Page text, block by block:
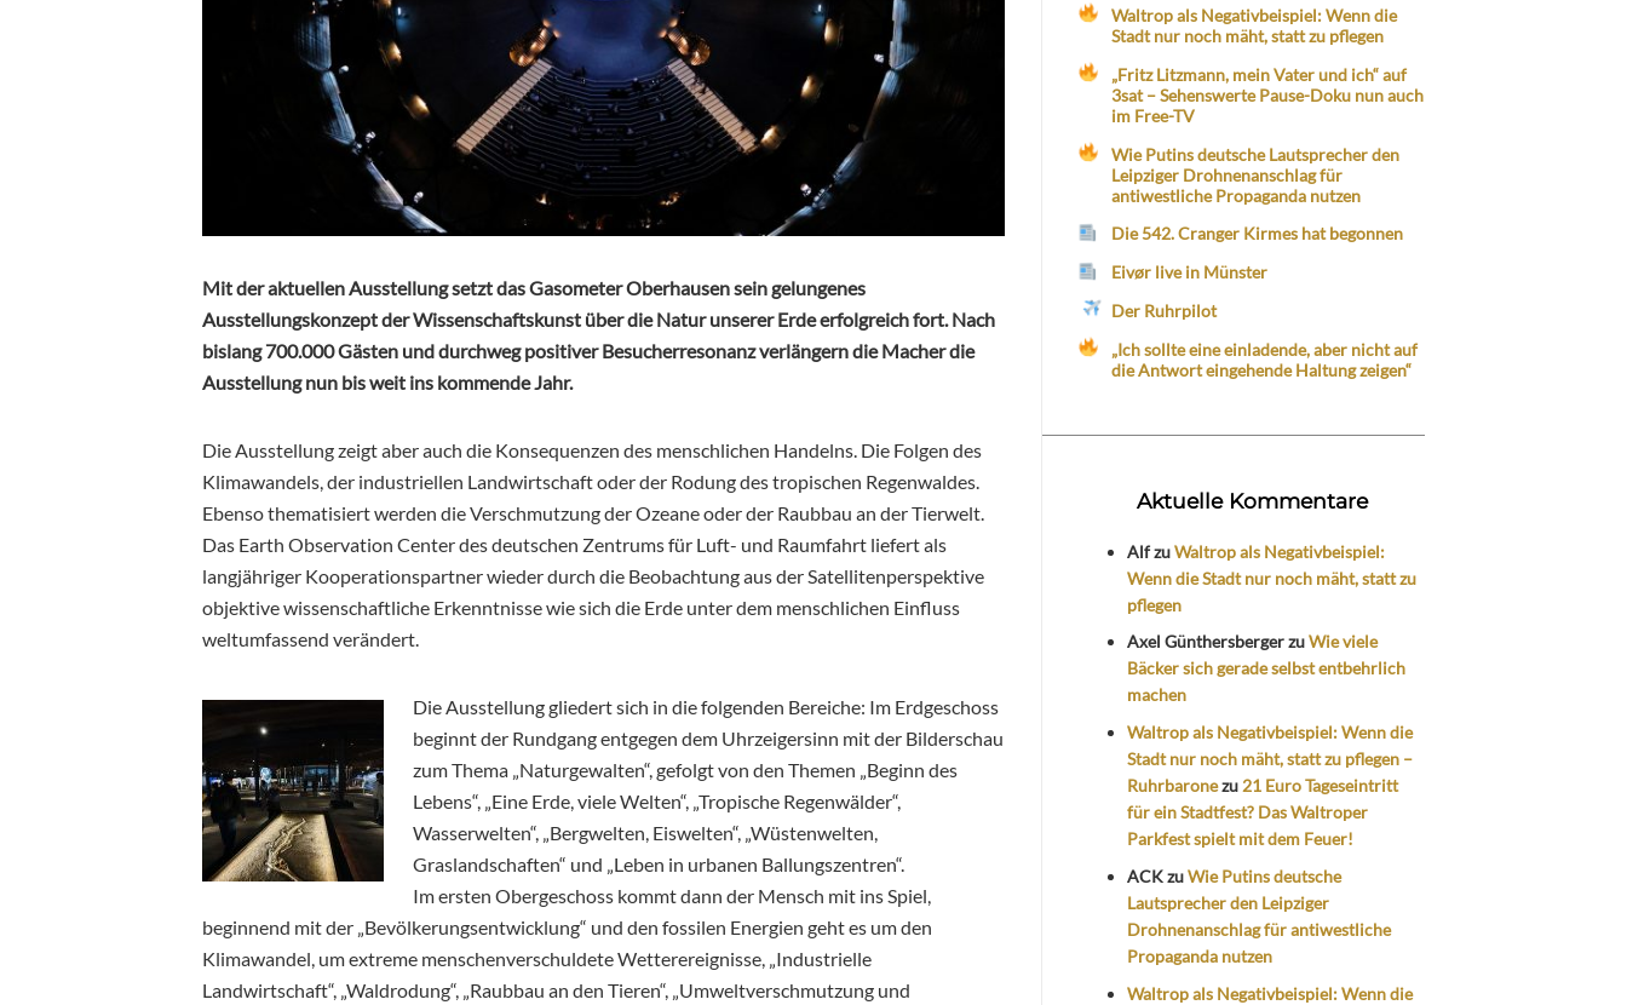
Mit der aktuellen Ausstellung setzt das Gasometer Oberhausen sein gelungenes
Ausstellungskonzept der Wissenschaftskunst über die Natur unserer Erde erfolgreich fort. Nach
bislang 700.000 Gästen und durchweg positiver Besucherresonanz verlängern die Macher die
Ausstellung nun bis weit ins kommende Jahr.
Die Ausstellung zeigt aber auch die Konsequenzen des menschlichen Handelns. Die Folgen des
Klimawandels, der industriellen Landwirtschaft oder der Rodung des tropischen Regenwaldes.
Ebenso thematisiert werden die Verschmutzung der Ozeane oder der Raubbau an der Tierwelt.
Das Earth Observation Center des deutschen Zentrums für Luft- und Raumfahrt liefert als
langjähriger Kooperationspartner wieder durch die Beobachtung aus der Satellitenperspektive
objektive wissenschaftliche Erkenntnisse wie sich die Erde unter dem menschlichen Einfluss
weltumfassend verändert.
Die Ausstellung gliedert sich in die folgenden Bereiche: Im Erdgeschoss
beginnt der Rundgang entgegen dem Uhrzeigersinn mit der Bilderschau
zum Thema „Naturgewalten“, gefolgt von den Themen „Beginn des
Lebens“, „Eine Erde, viele Welten“, „Tropische Regenwälder“,
Wasserwelten“, „Bergwelten, Eiswelten“, „Wüstenwelten,
Graslandschaften“ und „Leben in urbanen Ballungszentren“.
Im ersten Obergeschoss kommt dann der Mensch mit ins Spiel,
beginnend mit der „Bevölkerungsentwicklung“ und den fossilen Energien geht es um den
Klimawandel, um extreme menschenverschuldete Wetterereignisse, „Industrielle
Landwirtschaft“, „Waldrodung“, „Raubbau an den Tieren“, „Umweltverschmutzung und
Waltrop als Negativbeispiel: Wenn die
Stadt nur noch mäht, statt zu pflegen
„Fritz Litzmann, mein Vater und ich“ auf
3sat – Sehenswerte Pause-Doku nun auch
im Free-TV
Wie Putins deutsche Lautsprecher den
Leipziger Drohnenanschlag für
antiwestliche Propaganda nutzen
Die 542. Cranger Kirmes hat begonnen
Eivør live in Münster
Der Ruhrpilot
„Ich sollte eine einladende, aber nicht auf
die Antwort eingehende Haltung zeigen“
Aktuelle Kommentare
AlfzuWaltrop als Negativbeispiel:
Wenn die Stadt nur noch mäht, statt zu
pflegen
Axel GünthersbergerzuWie viele
Bäcker sich gerade selbst entbehrlich
machen
Waltrop als Negativbeispiel: Wenn die
Stadt nur noch mäht, statt zu pflegen –
Ruhrbaronezu 21 Euro Tageseintritt
für ein Stadtfest? Das Waltroper
Parkfest spielt mit dem Feuer!
ACKzuWie Putins deutsche
Lautsprecher den Leipziger
Drohnenanschlag für antiwestliche
Propaganda nutzen
Waltrop als Negativbeispiel: Wenn die